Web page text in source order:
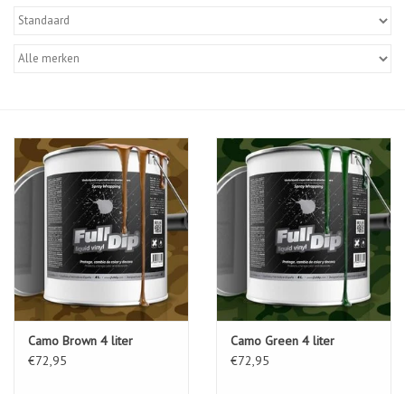
Toebehoren
Camo Brown 4 liter
€72,95
Camo Green 4 liter
€72,95